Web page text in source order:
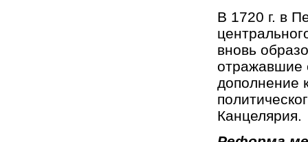
В 1720 г. в
вновь
отражавшие
дополнение
Канцелярия.